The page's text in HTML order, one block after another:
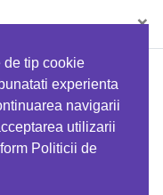
de tip cookie
experienta
navigarii
utilizarii
Politicii de
×
folosind codul